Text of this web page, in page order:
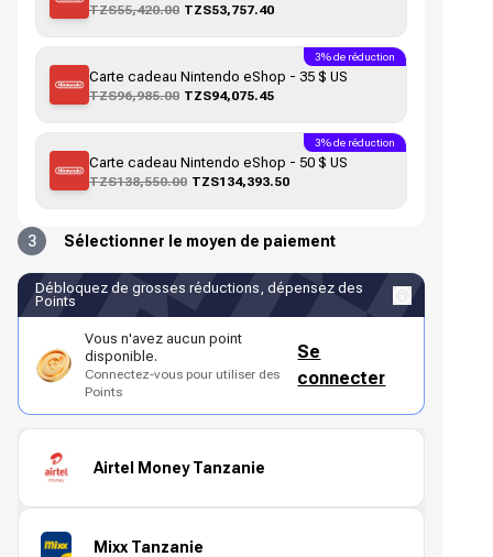
TZS55,420.00 TZS53,757.40
Carte cadeau Nintendo eShop - 35 $ US
TZS96,985.00 TZS94,075.45
3% de réduction
Carte cadeau Nintendo eShop - 50 $ US
TZS138,550.00 TZS134,393.50
3% de réduction
3 Sélectionner le moyen de paiement
Débloquez de grosses réductions, dépensez des
Points
Vous n'avez aucun point
disponible.
Connectez-vous pour utiliser des
Points
Se
connecter
Airtel Money Tanzanie
Mixx Tanzanie